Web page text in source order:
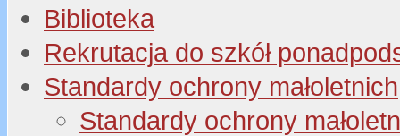
Biblioteka
Rekrutacja do szkół
Standardy ochrony małoletnich
Standardy ochrony